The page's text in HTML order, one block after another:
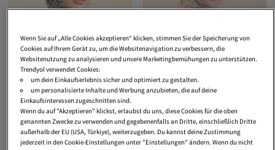
sefamerve
19089-22 Modell Beige
sefamerve
Gemusterter Schal
Wenn Sie auf „Alle Cookies akzeptieren“ klicken, stimmen Sie der Speicherung von
Cookies auf Ihrem Gerät zu, um die Websitenavigation zu verbessern, die
Websitenutzung zu analysieren und unsere Marketingbemühungen zu unterstützen.
Trendyol verwendet Cookies:
um dein Einkaufserlebnis sicher und optimiert zu gestalten.
um personalisierte Inhalte und Werbung anzubieten, die auf deine
Einkaufsinteressen zugeschnitten sind.
Wenn du auf "Akzeptieren" klickst, erlaubst du uns, diese Cookies für die oben
genannten Zwecke zu verwenden und gegebenenfalls an Dritte, einschließlich Dritte
außerhalb der EU (USA, Türkiye), weiterzugeben. Du kannst deine Zustimmung
jederzeit in den Cookie-Einstellungen unter "Einstellungen" ändern. Wenn du nicht